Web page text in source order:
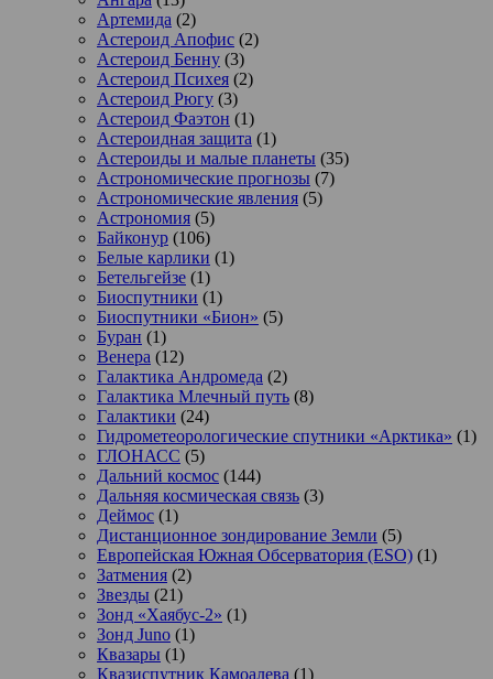
Артемида (2)
Астероид Апофис (2)
Астероид Бенну (3)
Астероид Психея (2)
Астероид Рюгу (3)
Астероид Фаэтон (1)
Астероидная защита (1)
Астероиды и малые планеты (35)
Астрономические прогнозы (7)
Астрономические явления (5)
Астрономия (5)
Байконур (106)
Белые карлики (1)
Бетельгейзе (1)
Биоспутники (1)
Биоспутники «Бион» (5)
Буран (1)
Венера (12)
Галактика Андромеда (2)
Галактика Млечный путь (8)
Галактики (24)
Гидрометеорологические спутники «Арктика» (1)
ГЛОНАСС (5)
Дальний космос (144)
Дальняя космическая связь (3)
Деймос (1)
Дистанционное зондирование Земли (5)
Европейская Южная Обсерватория (ESO) (1)
Затмения (2)
Звезды (21)
Зонд «Хаябус-2» (1)
Зонд Juno (1)
Квазары (1)
Квазиспутник Камоалева (1)